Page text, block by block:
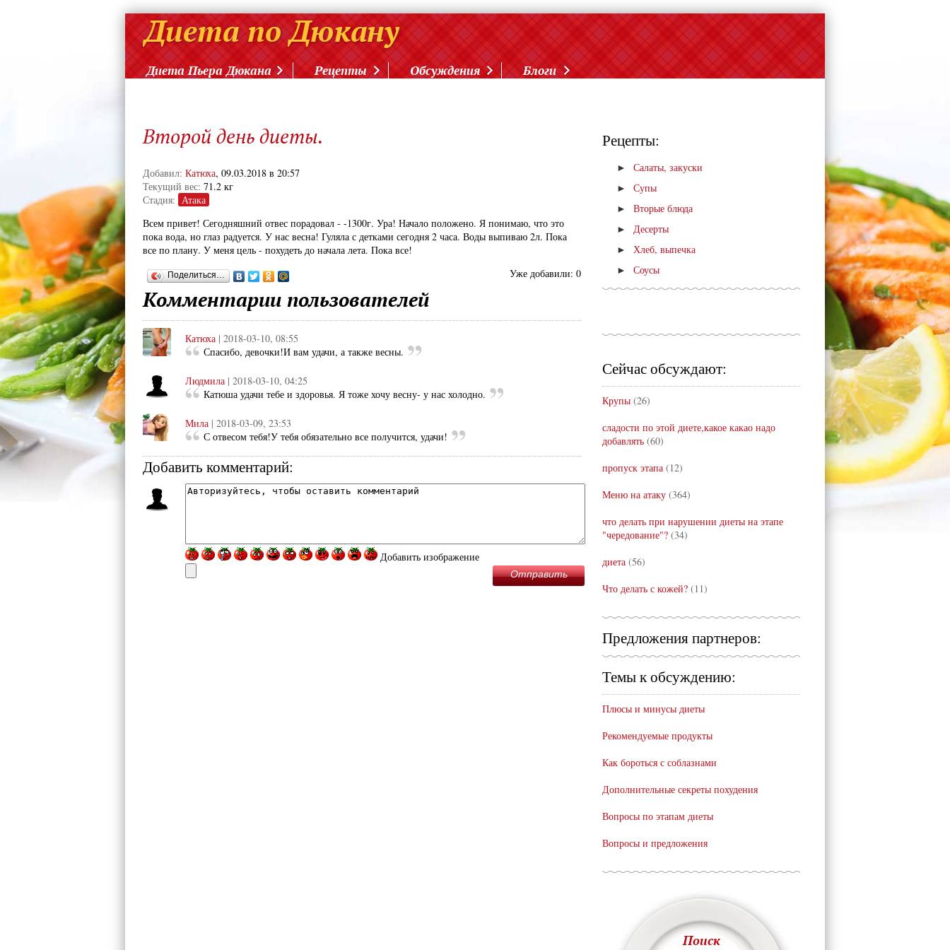
Диета Пьера Дюкана Рецепты Обсуждения Блоги
Второй день диеты.
Добавил: Катюха, 09.03.2018 в 20:57
Текущий вес: 71.2 кг
Стадия: Атака
Всем привет! Сегодняшний отвес порадовал - -1300г. Ура! Начало положено. Я понимаю, что это
пока вода, но глаз радуется. У нас весна! Гуляла с детками сегодня 2 часа. Воды выпиваю 2л. Пока
все по плану. У меня цель - похудеть до начала лета. Пока все!
Поделиться… Уже добавили: 0
Комментарии пользователей
Катюха | 2018-03-10, 08:55
Спасибо, девочки!И вам удачи, а также весны.
Людмила | 2018-03-10, 04:25
Катюша удачи тебе и здоровья. Я тоже хочу весну- у нас холодно.
Мила | 2018-03-09, 23:53
С отвесом тебя!У тебя обязательно все получится, удачи!
Добавить комментарий:
Добавить изображение
Отправить
Рецепты:
►
Салаты, закуски
►
Супы
►
Вторые блюда
►
Десерты
►
Хлеб, выпечка
►
Соусы
Сейчас обсуждают:
Крупы (26)
сладости по этой диете,какое какао надо
добавлять (60)
пропуск этапа (12)
Меню на атаку (364)
что делать при нарушении диеты на этапе
"чередование"? (34)
диета (56)
Что делать с кожей? (11)
Предложения партнеров:
Темы к обсуждению:
Плюсы и минусы диеты
Рекомендуемые продукты
Как бороться с соблазнами
Дополнительные секреты похудения
Вопросы по этапам диеты
Вопросы и предложения
Поиск